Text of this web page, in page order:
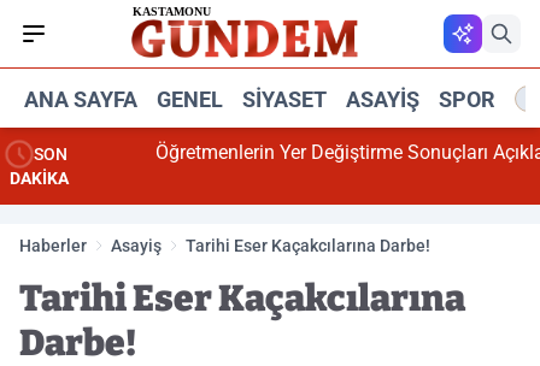
ANA SAYFA GENEL SIYASET ASAYIŞ SPOR
SON
DAKİKA
Öğretmenlerin Yer Değiştirme Sonuçları Açıklandı
Haberler Asayiş Tarihi Eser Kaçakcılarına Darbe!
Tarihi Eser Kaçakcılarına
Darbe!